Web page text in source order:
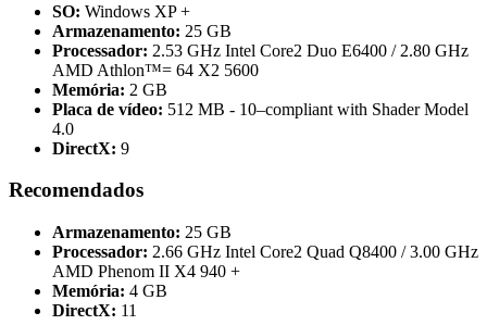
SO: Windows XP +
Armazenamento: 25 GB
Processador: 2.53 GHz Intel Core2 Duo E6400 / 2.80 GHz
AMD Athlon™= 64 X2 5600
Memória: 2 GB
Placa de vídeo: 512 MB - 10–compliant with Shader Model
4.0
DirectX: 9
Recomendados
Armazenamento: 25 GB
Processador: 2.66 GHz Intel Core2 Quad Q8400 / 3.00 GHz
AMD Phenom II X4 940 +
Memória: 4 GB
DirectX: 11